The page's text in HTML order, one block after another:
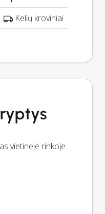
Kelių kroviniai
vietinėje rinkoje